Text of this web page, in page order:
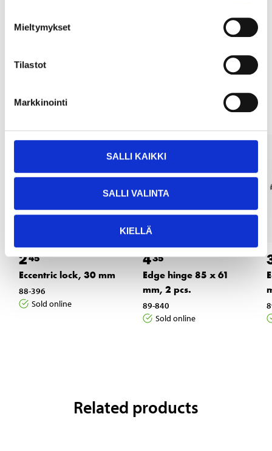
Mieltymykset
Tilastot
Markkinointi
SALLI KAIKKI
SALLI VALINTA
KIELLÄ
245
Eccentric lock, 30 mm
88-396
Sold online
435
Edge hinge 85 x 61
mm, 2 pcs.
89-840
Sold online
Related products